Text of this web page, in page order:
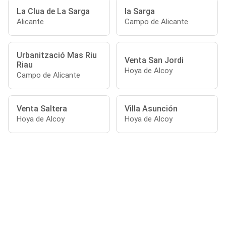
La Clua de La Sarga
Alicante
la Sarga
Campo de Alicante
Urbanització Mas Riu
Riau
Campo de Alicante
Venta San Jordi
Hoya de Alcoy
Venta Saltera
Hoya de Alcoy
Villa Asunción
Hoya de Alcoy